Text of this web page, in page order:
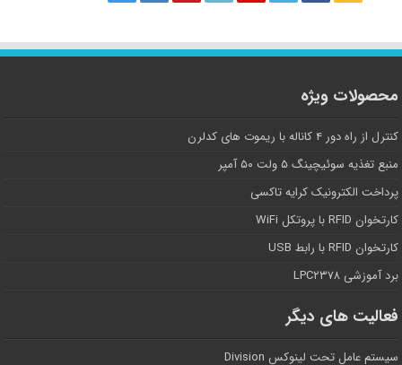
محصولات ویژه
کنترل از راه دور ۴ کاناله با ریموت های کدلرن
منبع تغذیه سوئیچینگ ۵ ولت ۵۰ آمپر
پرداخت الکترونیک کرایه تاکسی
کارتخوان RFID با پروتکل WiFi
کارتخوان RFID با رابط USB
برد آموزشی LPC۲۳۷۸
فعالیت های دیگر
سیستم عامل تحت لینوکس Division